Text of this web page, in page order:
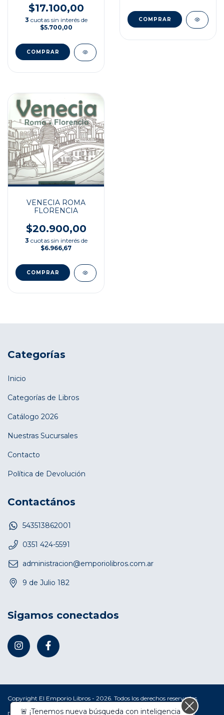
$17.100,00
3 cuotas sin interés de
$5.700,00
VENECIA ROMA
FLORENCIA
$20.900,00
3 cuotas sin interés de
$6.966,67
Categorías
Inicio
Categorías de Libros
Catálogo 2026
Nuestras Sucursales
Contacto
Política de Devolución
Contactános
543513862001
0351 424-5591
administracion@emporiolibros.com.ar
9 de Julio 182
Sigamos conectados
Copyright El Emporio Libros - 2026. Todos los derechos reservados.
🚨 ¡Tenemos nueva búsqueda con inteligencia